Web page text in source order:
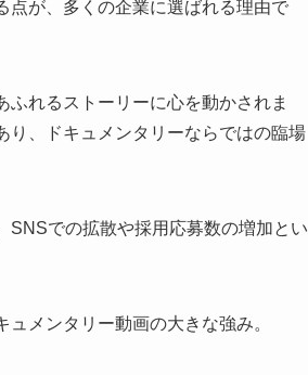
点が、多くの企業に選ばれる理由で
れるストーリーに心を動かされま
り、ドキュメンタリーならではの臨場
SNSでの拡散や採用応募数の増加とい
メンタリー動画の大きな強み。